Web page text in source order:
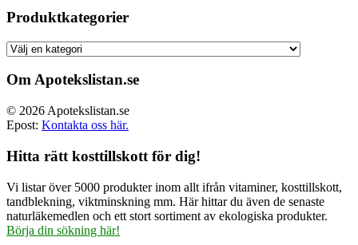
priset
499.00 kr.
priset
är:
374.00 kr.
Produktkategorier
Om Apotekslistan.se
© 2026 Apotekslistan.se
Epost: Kontakta oss här.
Hitta rätt kosttillskott för dig!
Vi listar över 5000 produkter inom allt ifrån vitaminer, kosttillskott,
tandblekning, viktminskning mm. Här hittar du även de senaste
naturläkemedlen och ett stort sortiment av ekologiska produkter.
Börja din sökning här!